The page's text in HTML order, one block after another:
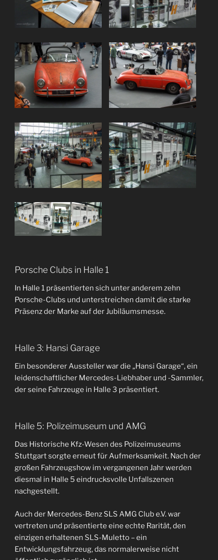
Porsche Clubs in Halle 1
In Halle 1 präsentierten sich unter anderem zehn
Porsche-Clubs und unterstreichen damit die starke
Präsenz der Marke auf der Jubiläumsmesse.
Halle 3: Hansi Garage
Ein besonderer Aussteller war die „Hansi Garage“, ein
leidenschaftlicher Mercedes-Liebhaber und -Sammler,
der seine Fahrzeuge in Halle 3 präsentiert.
Halle 5: Polizeimuseum und AMG
Das Historische Kfz-Wesen des Polizeimuseums
Stuttgart sorgte erneut für Aufmerksamkeit. Nach der
großen Fahrzeugshow im vergangenen Jahr werden
diesmal in Halle 5 eindrucksvolle Unfallszenen
nachgestellt.
Auch der Mercedes-Benz SLS AMG Club e.V. war
vertreten und präsentierte eine echte Rarität, den
einzigen erhaltenen SLS-Muletto – ein
Entwicklungsfahrzeug, das normalerweise nicht